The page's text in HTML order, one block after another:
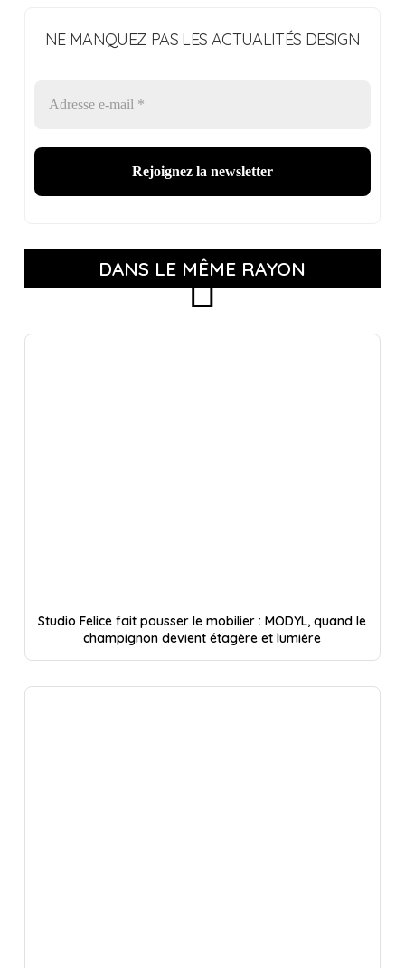
NE MANQUEZ PAS LES ACTUALITÉS DESIGN
DANS LE MÊME RAYON
Studio Felice fait pousser le mobilier : MODYL, quand le
champignon devient étagère et lumière